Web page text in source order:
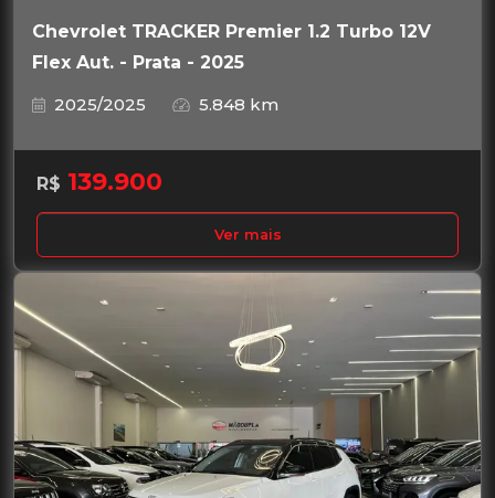
Chevrolet TRACKER Premier 1.2 Turbo 12V
Flex Aut. - Prata - 2025
2025/2025
5.848 km
R$ 139.900
Ver mais